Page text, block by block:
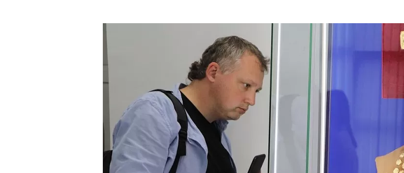
Придорожные кафе
Новости
Что привезти (сувениры)
Общая
Как добраться
Люди,
Другие рубрики
Реестр туроператоров